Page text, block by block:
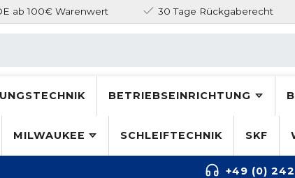
ab 100€ Warenwert 30 Tage Rückgaberecht
BETRIEBSEINRICHTUNG
MILWAUKEE SCHLEIFTECHNIK SKF
+49 (0)